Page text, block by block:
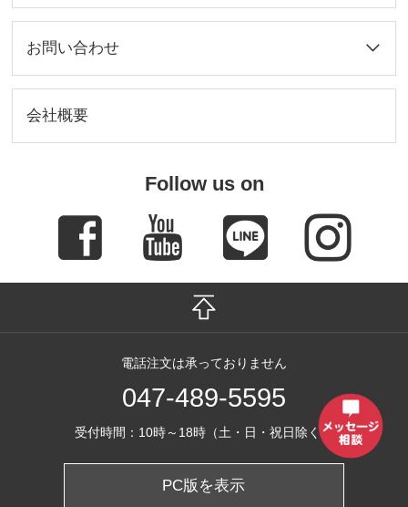
お問い合わせ
会社概要
Follow us on
電話注文は承っておりません
047-489-5595
受付時間：10時～18時（土・日・祝日除く）
PC版を表示